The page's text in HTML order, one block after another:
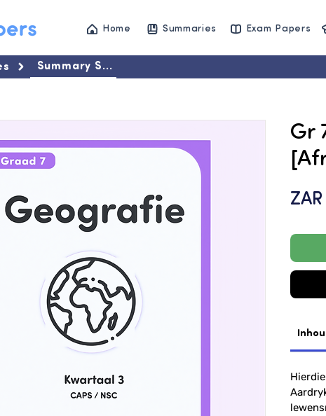
Home Summaries Exam Papers
Summary Set
Gr